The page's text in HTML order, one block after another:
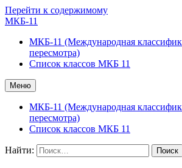
Перейти к содержимому
МКБ-11
МКБ-11 (Международная
пересмотра)
Список классов МКБ 11
Меню
МКБ-11 (Международная
пересмотра)
Список классов МКБ 11
Найти: